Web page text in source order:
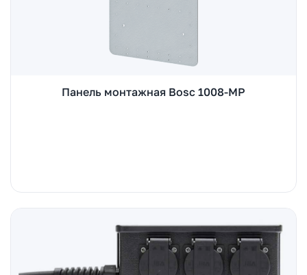
Панель монтажная Bosc 1008-MP